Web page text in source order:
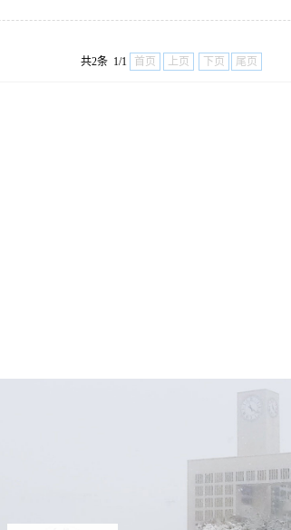
共2条 1/1
首页 上页 下页 尾页